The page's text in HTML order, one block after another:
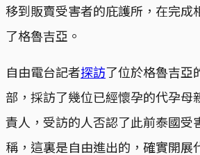
移到販賣受害者的庇護所，在完成
了格魯吉亞。
自由電台記者探訪了位於格魯吉亞
部，採訪了幾位已經懷孕的代孕母
責人，受訪的人否認了此前泰國受
稱，這裏是自由進出的，確實開展